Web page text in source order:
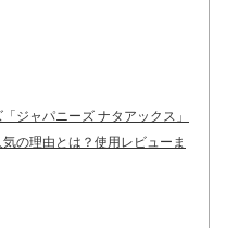
ジャパニーズ ナタアックス」
の理由とは？使用レビューま